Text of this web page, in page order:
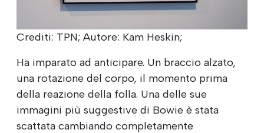
Crediti: TPN; Autore: Kam Heskin;
Ha imparato ad anticipare. Un braccio alzato,
una rotazione del corpo, il momento prima
della reazione della folla. Una delle sue
immagini più suggestive di Bowie è stata
scattata cambiando completamente